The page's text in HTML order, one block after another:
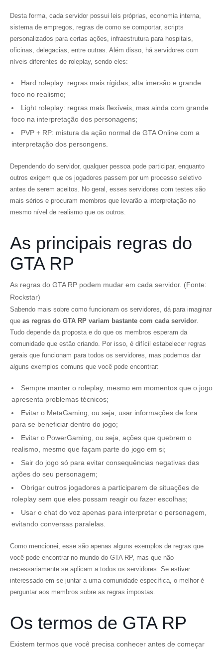
Desta forma, cada servidor possui leis próprias, economia interna,
sistema de empregos, regras de como se comportar, scripts
personalizados para certas ações, infraestrutura para hospitais,
oficinas, delegacias, entre outras. Além disso, há servidores com
níveis diferentes de roleplay, sendo eles:
Hard roleplay: regras mais rígidas, alta imersão e grande
foco no realismo;
Light roleplay: regras mais flexíveis, mas ainda com grande
foco na interpretação dos personagens;
PVP + RP: mistura da ação normal de GTA Online com a
interpretação dos persongens.
Dependendo do servidor, qualquer pessoa pode participar, enquanto
outros exigem que os jogadores passem por um processo seletivo
antes de serem aceitos. No geral, esses servidores com testes são
mais sérios e procuram membros que levarão a interpretação no
mesmo nível de realismo que os outros.
As principais regras do
GTA RP
As regras do GTA RP podem mudar em cada servidor. (Fonte:
Rockstar)
Sabendo mais sobre como funcionam os servidores, dá para imaginar
que as regras do GTA RP variam bastante com cada servidor.
Tudo depende da proposta e do que os membros esperam da
comunidade que estão criando. Por isso, é difícil estabelecer regras
gerais que funcionam para todos os servidores, mas podemos dar
alguns exemplos comuns que você pode encontrar:
Sempre manter o roleplay, mesmo em momentos que o jogo
apresenta problemas técnicos;
Evitar o MetaGaming, ou seja, usar informações de fora
para se beneficiar dentro do jogo;
Evitar o PowerGaming, ou seja, ações que quebrem o
realismo, mesmo que façam parte do jogo em si;
Sair do jogo só para evitar consequências negativas das
ações do seu personagem;
Obrigar outros jogadores a participarem de situações de
roleplay sem que eles possam reagir ou fazer escolhas;
Usar o chat do voz apenas para interpretar o personagem,
evitando conversas paralelas.
Como mencionei, esse são apenas alguns exemplos de regras que
você pode encontrar no mundo do GTA RP, mas que não
necessariamente se aplicam a todos os servidores. Se estiver
interessado em se juntar a uma comunidade específica, o melhor é
perguntar aos membros sobre as regras impostas.
Os termos de GTA RP
Existem termos que você precisa conhecer antes de começar